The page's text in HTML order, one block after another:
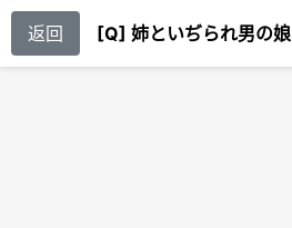
返回 [Q] 姉といぢられ男の娘